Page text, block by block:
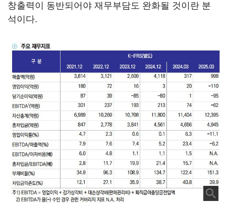
창출력이 동반되어야 재무부담도 완화될 것이란 분
석이다.